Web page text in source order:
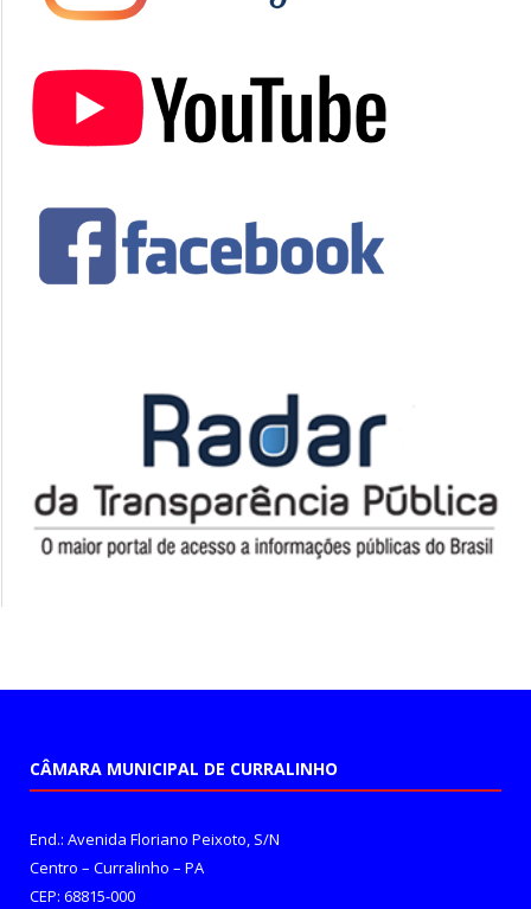
CÂMARA MUNICIPAL DE CURRALINHO
End.: Avenida Floriano Peixoto, S/N
Centro – Curralinho – PA
CEP: 68815-000